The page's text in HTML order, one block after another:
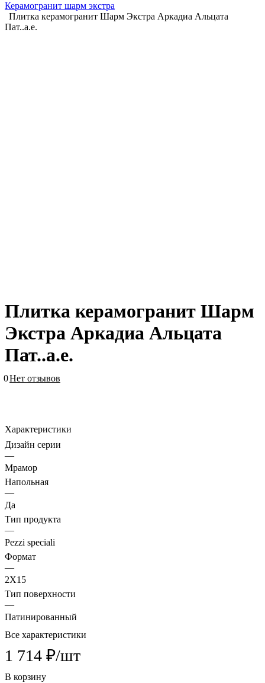
Керамогранит шарм экстра
Плитка керамогранит Шарм Экстра Аркадиа Альцата
Пат..а.е.
Плитка керамогранит Шарм
Экстра Аркадиа Альцата
Пат..а.е.
0Нет отзывов
Характеристики
Дизайн серии
—
Мрамор
Напольная
—
Да
Тип продукта
—
Pezzi speciali
Формат
—
2X15
Тип поверхности
—
Патинированный
Все характеристики
1 714 ₽/шт
В корзину